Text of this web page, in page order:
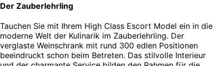
Der Zauberlehrling
Tauchen Sie mit Ihrem High Class Escort Model ein in die
moderne Welt der Kulinarik im Zauberlehrling. Der
verglaste Weinschrank mit rund 300 edlen Positionen
beeindruckt schon beim Betreten. Das stilvolle Interieur